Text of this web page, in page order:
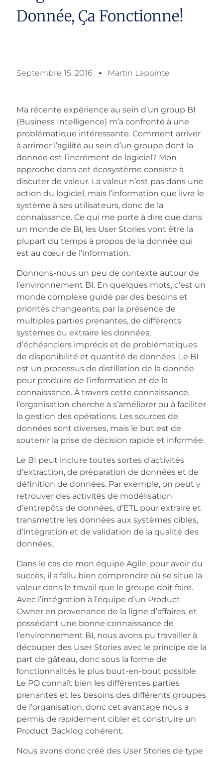
Donnée, Ça Fonctionne!
Septembre 15, 2016 Martin Lapointe
Ma récente expérience au sein d’un group BI
(Business Intelligence) m’a confronté à une
problématique intéressante. Comment arriver
à arrimer l’agilité au sein d’un groupe dont la
donnée est l’incrément de logiciel? Mon
approche dans cet écosystème consiste à
discuter de valeur. La valeur n’est pas dans une
action du logiciel, mais l’information que livre le
système à ses utilisateurs, donc de la
connaissance. Ce qui me porte à dire que dans
un monde de BI, les User Stories vont être la
plupart du temps à propos de la donnée qui
est au cœur de l’information.
Donnons-nous un peu de contexte autour de
l’environnement BI. En quelques mots, c’est un
monde complexe guidé par des besoins et
priorités changeants, par la présence de
multiples parties prenantes, de différents
systèmes ou extraire les données,
d’échéanciers imprécis et de problématiques
de disponibilité et quantité de données. Le BI
est un processus de distillation de la donnée
pour produire de l’information et de la
connaissance. À travers cette connaissance,
l’organisation cherche à s’améliorer ou à faciliter
la gestion des opérations. Les sources de
données sont diverses, mais le but est de
soutenir la prise de décision rapide et informée.
Le BI peut inclure toutes sortes d’activités
d’extraction, de préparation de données et de
définition de données. Par exemple, on peut y
retrouver des activités de modélisation
d’entrepôts de données, d’ETL pour extraire et
transmettre les données aux systèmes cibles,
d’intégration et de validation de la qualité des
données.
Dans le cas de mon équipe Agile, pour avoir du
succès, il a fallu bien comprendre où se situe la
valeur dans le travail que le groupe doit faire.
Avec l’intégration à l’équipe d’un Product
Owner en provenance de la ligne d’affaires, et
possédant une bonne connaissance de
l’environnement BI, nous avons pu travailler à
découper des User Stories avec le principe de la
part de gâteau, donc sous la forme de
fonctionnalités le plus bout-en-bout possible.
Le PO connaît bien les différentes parties
prenantes et les besoins des différents groupes
de l’organisation, donc cet avantage nous a
permis de rapidement cibler et construire un
Product Backlog cohérent.
Nous avons donc créé des User Stories de type